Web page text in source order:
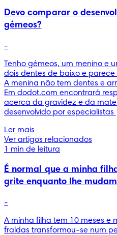
Devo comparar o
gémeos?
-
Tenho gémeos, um menino e
dois dentes de baixo e
A menina não tem dentes e
Em dodot.com encontrará
acerca da gravidez e da
desenvolvido por especialistas
Ler mais
Ver artigos relacionados
1 min de leitura
É normal que a minha
grite enquanto lhe
-
A minha filha tem 10 meses e
fraldas transformou-se num